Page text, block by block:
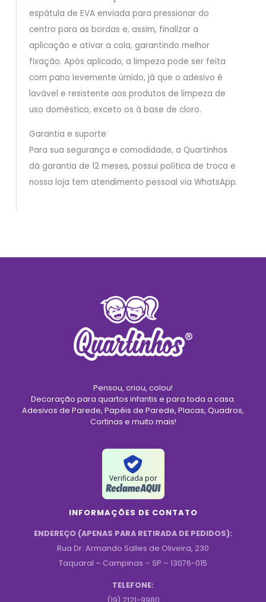
espátula de EVA enviada para pressionar do
centro para as bordas e, assim, finalizar a
aplicação e ativar a cola, garantindo melhor
fixação. Após aplicado, a limpeza pode ser feita
com pano levemente úmido, já que o adesivo é
lavável e resistente aos produtos de limpeza de
uso doméstico, exceto os à base de cloro.
Garantia e suporte
Para sua segurança e comodidade, a Quartinhos
dá garantia de 12 meses, possui política de troca e
nossa loja tem atendimento pessoal via WhatsApp.
Pensou, criou, colou!
Decoração para quartos infantis e para toda a casa.
Adesivos de Parede, Papéis de Parede, Placas, Quadros,
Cortinas e muito mais!
Verificada por
INFORMAÇÕES DE CONTATO
ENDEREÇO (APENAS PARA RETIRADA DE PEDIDOS):
Rua Dr. Armando Salles de Oliveira, 230
Taquaral – Campinas – SP – 13076-015
TELEFONE: